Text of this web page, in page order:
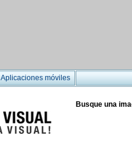
Aplicaciones móviles
Busque una